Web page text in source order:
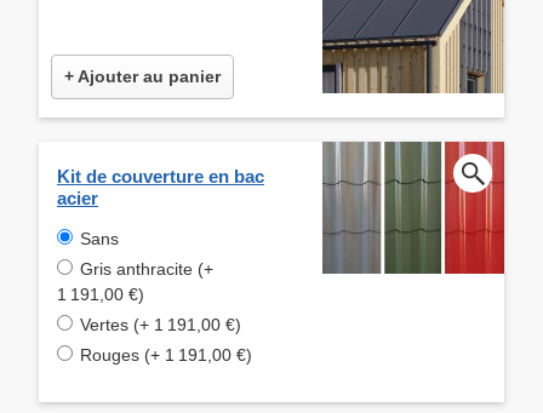
+ Ajouter au panier
Kit de couverture en bac
acier
Sans
Gris anthracite (+
1 191,00 €)
Vertes (+ 1 191,00 €)
Rouges (+ 1 191,00 €)